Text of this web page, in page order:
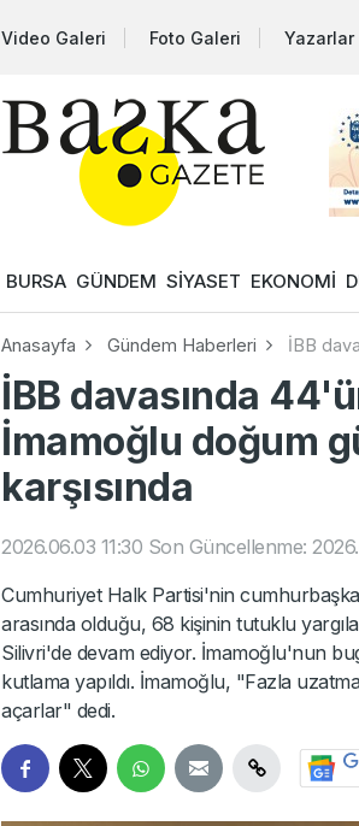
Video Galeri Foto Galeri Yazarlar
BURSA GÜNDEM SİYASET EKONOMİ
Anasayfa Gündem Haberleri İBB
İBB davasında
İmamoğlu doğum
karşısında
2026.06.03 11:30 Son Güncellenme:
Cumhuriyet Halk Partisi'nin
arasında olduğu, 68 kişinin tutuklu
Silivri'de devam ediyor. İmamoğlu'nun
kutlama yapıldı. İmamoğlu, "Fazla
açarlar" dedi.